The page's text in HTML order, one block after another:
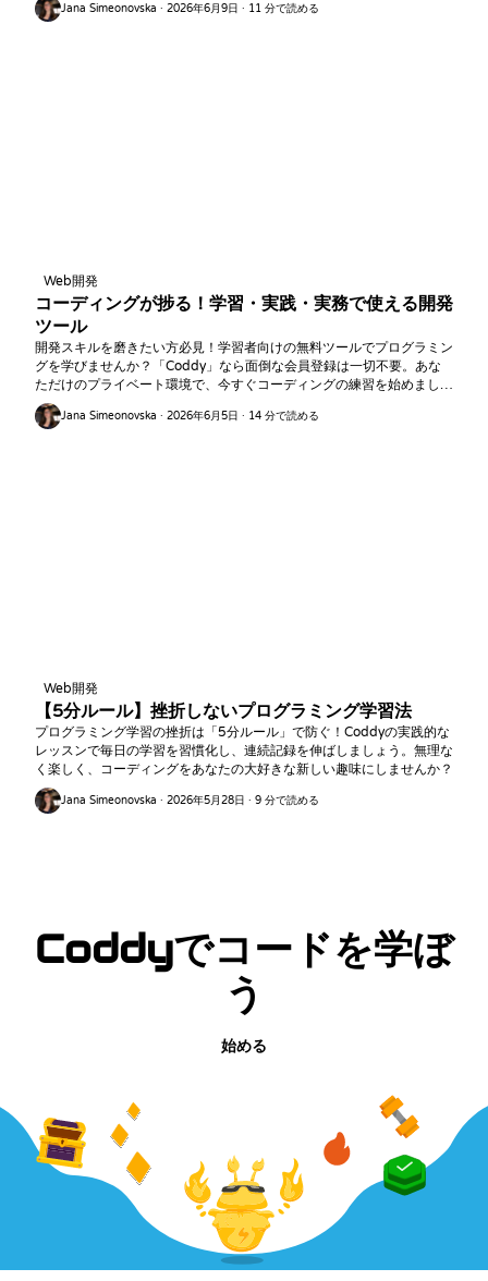
Jana Simeonovska · 2026年6月9日 · 11 分で読める
Web開発
コーディングが捗る！学習・実践・実務で使える開発
ツール
開発スキルを磨きたい方必見！学習者向けの無料ツールでプログラミン
グを学びませんか？「Coddy」なら面倒な会員登録は一切不要。あな
ただけのプライベート環境で、今すぐコーディングの練習を始めましょ
う！
Jana Simeonovska · 2026年6月5日 · 14 分で読める
Web開発
【5分ルール】挫折しないプログラミング学習法
プログラミング学習の挫折は「5分ルール」で防ぐ！Coddyの実践的な
レッスンで毎日の学習を習慣化し、連続記録を伸ばしましょう。無理な
く楽しく、コーディングをあなたの大好きな新しい趣味にしませんか？
Jana Simeonovska · 2026年5月28日 · 9 分で読める
Coddyでコードを学ぼ
う
始める